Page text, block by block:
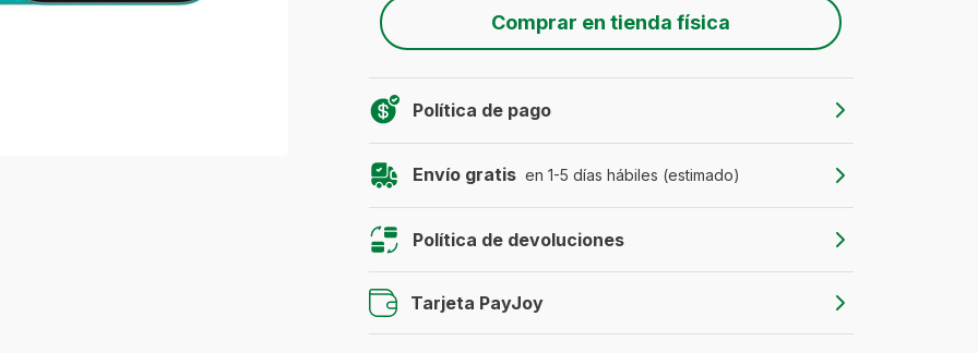
Comprar en tienda física
Política de pago
Envío gratis en 1-5 días hábiles (estimado)
Política de devoluciones
Tarjeta PayJoy